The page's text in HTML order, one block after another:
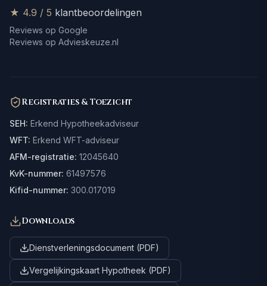
★ 4.9 / 5 klantbeoordelingen
Reviews op Google
Reviews op Advieskeuze.nl
Registraties & Toezicht
SEH: Erkend Hypotheekadviseur
WFT: Erkend WFT-adviseur
AFM-registratie: 12045640
KvK-nummer: 61497576
Kifid-nummer: 300.017019
Downloads
Dienstverleningsdocument (PDF)
Vergelijkingskaart Hypotheek (PDF)